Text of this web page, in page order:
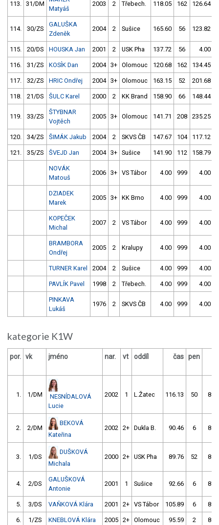
113. 31/DM
Matyáš
2003 2 Třebech. 118.05 162 126.64
114. 30/ZS
GALUŠKA
Zdeněk
2004 2 Sušice 165.60 56 123.82
115. 20/DS HOUSKA Jan 2001 2 USK Pha 137.72 56 4.00
116. 31/ZS KOSÍK Dan 2004 3+ Olomouc 120.68 162 134.45
117. 32/ZS HRIC Ondřej 2004 3+ Olomouc 163.15 52 201.68
118. 21/DS ŠULC Karel 2000 2 KK Brand 158.90 66 148.44
119. 33/ZS
ŠTYBNAR
Vojtěch
2005 3+ Olomouc 141.71 208 235.25
120. 34/ZS ŠIMÁK Jakub 2004 2 SKVS ČB 147.67 104 117.12
121. 35/ZS ŠVEJD Jan 2004 3+ Sušice 141.90 112 158.79
NOVÁK
Matouš
2006 3+ VS Tábor 4.00 999 4.00
DZIADEK
Marek
2005 3+ KK Brno 4.00 999 4.00
KOPEČEK
Michal
2007 2 VS Tábor 4.00 999 4.00
BRAMBORA
Ondřej
2005 2 Kralupy 4.00 999 4.00
TURNER Karel 2004 2 Sušice 4.00 999 4.00
PAVLÍK Pavel 1998 2 Třebech. 4.00 999 4.00
PINKAVA
Lukáš
1976 2 SKVS ČB 4.00 999 4.00
kategorie K1W
por. vk jméno nar. vt oddíl čas pen
1. 1/DM
NESNÍDALOVÁ
Lucie
2002 1 L.Žatec 116.13 50
2. 2/DM
BEKOVÁ
Kateřina
2002 2+ Dukla B. 90.46 6
3. 1/DS
DUŠKOVÁ
Michala
2000 2+ USK Pha 89.76 52
4. 2/DS
GALUŠKOVÁ
Antonie
2001 1 Sušice 92.66 6
5. 3/DS VAŇKOVÁ Klára 2001 2+ VS Tábor 105.89 6
6. 1/ZS KNEBLOVÁ Klára 2005 2+ Olomouc 95.59 2